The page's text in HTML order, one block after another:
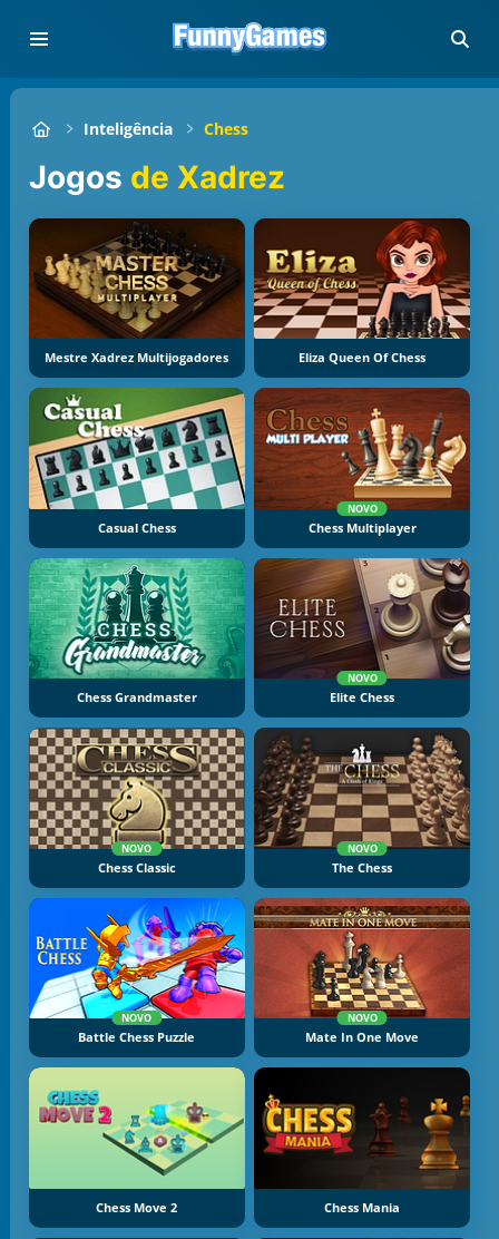
Inteligência Chess
Jogos de Xadrez
Mestre Xadrez Multijogadores Eliza Queen Of Chess
Casual Chess
NOVO
Chess Multiplayer
Chess Grandmaster
NOVO
Elite Chess
NOVO
Chess Classic
NOVO
The Chess
NOVO
Battle Chess Puzzle
NOVO
Mate In One Move
Chess Move 2 Chess Mania